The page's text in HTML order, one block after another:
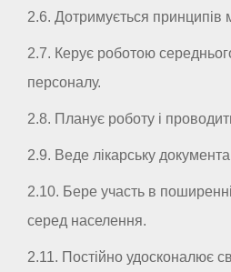
2.6. Дотримується принципів
2.7. Керує роботою
персоналу.
2.8. Планує роботу і проводить
2.9. Веде лікарську
2.10. Бере участь в
серед населення.
2.11. Постійно удосконалює